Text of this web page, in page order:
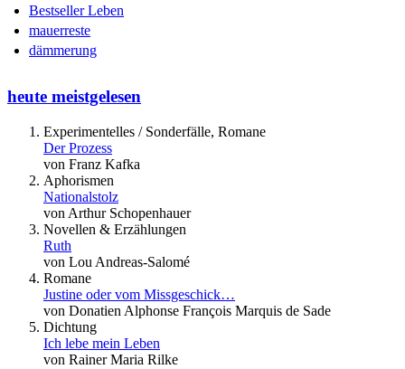
Bestseller Leben
mauerreste
dämmerung
heute meistgelesen
Experimentelles / Sonderfälle, Romane
Der Prozess
von Franz Kafka
Aphorismen
Nationalstolz
von Arthur Schopenhauer
Novellen & Erzählungen
Ruth
von Lou Andreas-Salomé
Romane
Justine oder vom Missgeschick…
von Donatien Alphonse François Marquis de Sade
Dichtung
Ich lebe mein Leben
von Rainer Maria Rilke